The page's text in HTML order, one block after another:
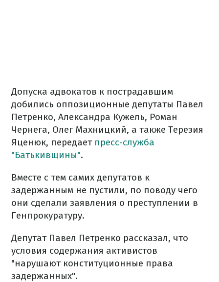
Допуска адвокатов к пострадавшим
добились оппозиционные депутаты Павел
Петренко, Александра Кужель, Роман
Чернега, Олег Махницкий, а также Терезия
Яценюк, передает пресс-служба
"Батькивщины".
Вместе с тем самих депутатов к
задержанным не пустили, по поводу чего
они сделали заявления о преступлении в
Генпрокуратуру.
Депутат Павел Петренко рассказал, что
условия содержания активистов
"нарушают конституционные права
задержанных".